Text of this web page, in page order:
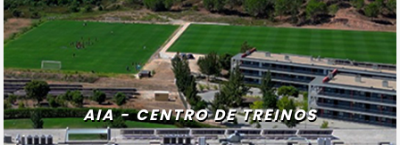
AIA - CENTRO DE TREINOS